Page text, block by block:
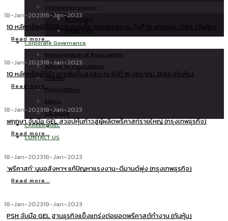
Information Inquiry
IR Contact
Email Alert
Corporate Governance
Memorandum of Association
Article of Association
Charter
Policy/Ethics
Ethics
CG Score
CAREER@GEL
CONTACT US
18-Jan-202318-Jan-2023
10 หลักทรัพย์ที่มีปริมาณการซื้อ-ขายสูงสุด ณ วันที่ 16 มกราคม 2566 (ทันหุ้น)
Read more...
18-Jan-202318-Jan-2023
10 หลักทรัพย์ที่มีราคาเพิ่มขึ้นสูงสุด ณ วันที่ 16 มกราคม 2566 (ทันหุ้น)
Read more...
18-Jan-202318-Jan-2023
พฤกษา จับมือ GEL สวอปหุ้นก้าวสู่ผู้ผลิตพรีคาสท์รายใหญ่ (กรุงเทพธุรกิจ)
Read more...
18-Jan-202318-Jan-2023
‘พรีคาสท์’ บูมอสังหาฯ แก้ปัญหาแรงงาน-ดีมานด์พุ่ง (กรุงเทพธุรกิจ)
Read more...
18-Jan-202318-Jan-2023
PSH จับมือ GEL ฐานธุรกิจแข็งแกร่งต่อยอดพรีคาสต์ทำงาน (ทันหุ้น)